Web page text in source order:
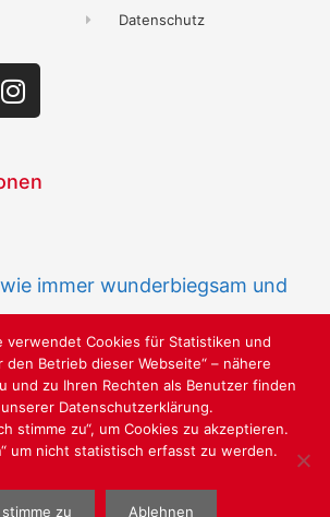
Datenschutz
immer wunderbiegsam und
AUF SCHÖNE SCHUHE
verwendet Cookies für Statistiken und
den Betrieb dieser Webseite“ – nähere
und zu Ihren Rechten als Benutzer finden
Datenschutzerklärung.
stimme zu“, um Cookies zu akzeptieren.
um nicht statistisch erfasst zu werden.
stimme zu Ablehnen